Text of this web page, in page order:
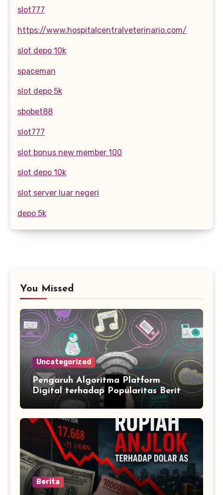
slot777
https://www.hospitalcentralveterinario.com/
slot depo 10k
spaceman
slot depo 5k
sbobet88
slot777
slot bonus new member 100
slot depo 10k
slot server luar negeri
depo 5k
You Missed
Uncategorized
Pengaruh Algoritma Platform
Digital terhadap Popularitas Berita
Trending Harian
Berita